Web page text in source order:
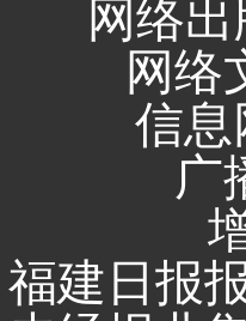
网络
网络
信息
广
福建日报